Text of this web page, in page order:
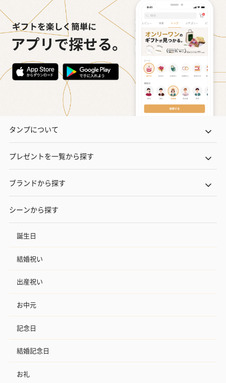
タンプについて
プレゼントを一覧から探す
ブランドから探す
シーンから探す
誕生日
結婚祝い
出産祝い
お中元
記念日
結婚記念日
お礼